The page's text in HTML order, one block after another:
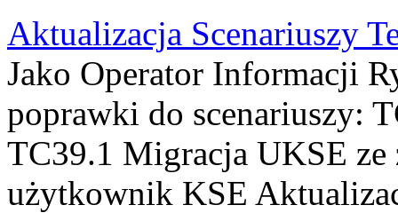
Aktualizacja Scenariuszy
Jako Operator Informacji
poprawki do scenariuszy:
TC39.1 Migracja UKSE
użytkownik KSE